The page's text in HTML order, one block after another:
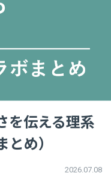
を伝える理系
め）
2026.07.08